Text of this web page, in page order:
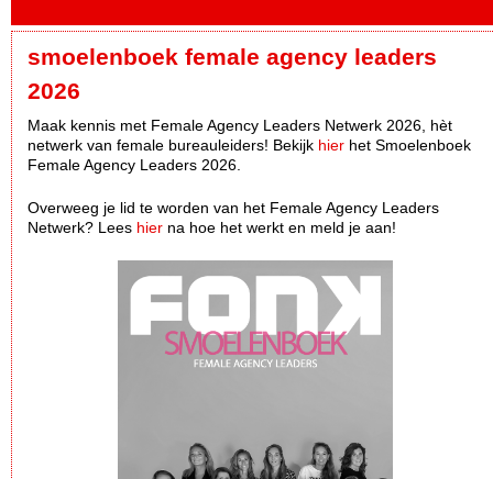
smoelenboek female agency leaders
2026
Maak kennis met Female Agency Leaders Netwerk 2026, hèt
netwerk van female bureauleiders! Bekijk hier het Smoelenboek
Female Agency Leaders 2026.
Overweeg je lid te worden van het Female Agency Leaders
Netwerk? Lees hier na hoe het werkt en meld je aan!